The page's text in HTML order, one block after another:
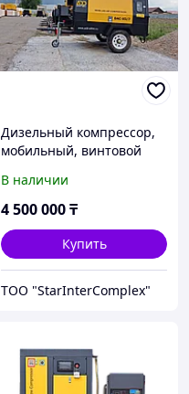
Дизельный компрессор,
мобильный, винтовой
приводом ADD AIRTEC
DAC-X3.5/7
В наличии
4 500 000₸
Купить
ТОО "StarInterComplex"